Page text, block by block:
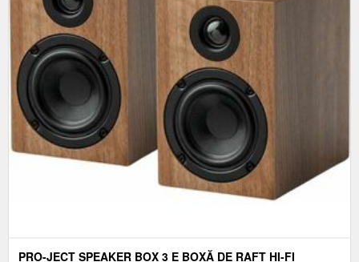
PRO-JECT SPEAKER BOX 3 E BOXĂ DE RAFT HI-FI